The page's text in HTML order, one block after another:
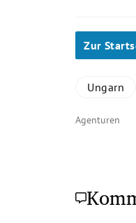
Zur
Ungarn
Agenturen